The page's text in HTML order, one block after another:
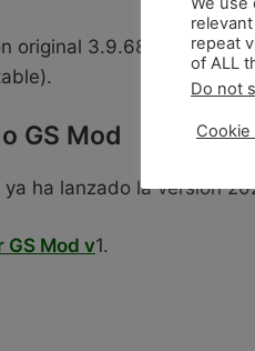
original 3.9.68 (última
GS Mod
ya ha lanzado la versión
GS Mod v1.
repeat
of ALL
Do not